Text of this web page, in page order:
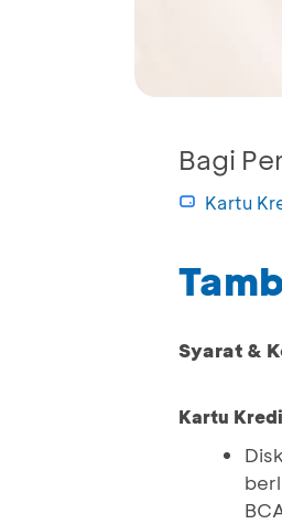
Bagi
Kartu
Syarat &
Kartu